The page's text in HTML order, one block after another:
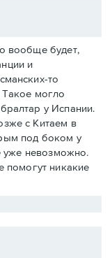
вообще будет,
и
то
Такое могло
у Испании.
с Китаем в
под боком у
уже невозможно.
помогут никакие